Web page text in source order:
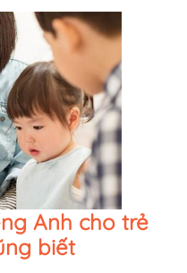
Anh cho trẻ
biết